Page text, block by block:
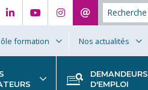
formation Nos actualités
DEMANDEURS
D'EMPLOI